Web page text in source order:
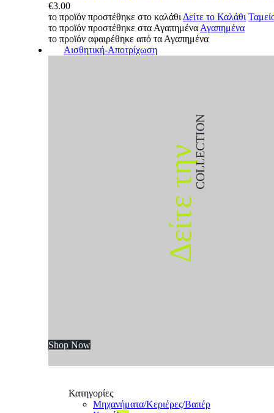
€3.00
το προϊόν προστέθηκε στο καλάθι Δείτε το Καλάθι
το προϊόν προστέθηκε στα Αγαπημένα Αγαπημένα
το προϊόν αφαιρέθηκε από τα Αγαπημένα
Αισθητική-Αποτρίχωση
Δείτε τηνCOLLECTION
Shop Now
Κατηγορίες
Μηχανήματα/Κεριέρες/Βαπέρ